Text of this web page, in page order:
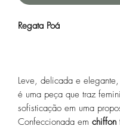
Regata Poá
Leve, delicada e
é uma peça que traz
sofisticação em uma
Confeccionada em chiffon